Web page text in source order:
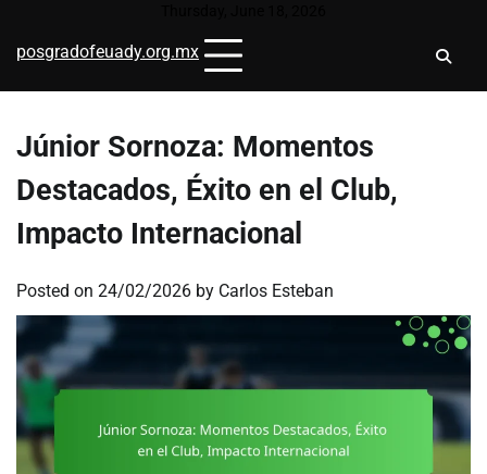
content
posgradofeuady.org.mx
Júnior Sornoza: Momentos
Destacados, Éxito en el Club,
Impacto Internacional
Posted on 24/02/2026 by Carlos Esteban